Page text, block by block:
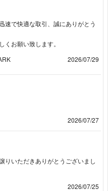
速で快適な取引、誠にありがとう
くお願い致します。
2026/07/29
2026/07/27
りいただきありがとうございまし
2026/07/25